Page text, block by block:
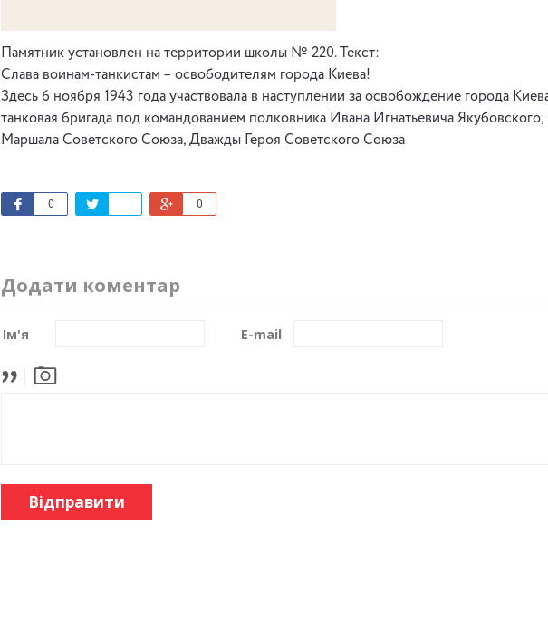
Памятник установлен на территории школы № 220. Текст:
Слава воинам-танкистам – освободителям города Киева!
Здесь 6 ноября 1943 года участвовала в наступлении за освобождение города
танковая бригада под командованием полковника Ивана Игнатьевича Якубовского,
Маршала Советского Союза, Дважды Героя Советского Союза
0 0
Додати коментар
Ім'я E-mail
Відправити